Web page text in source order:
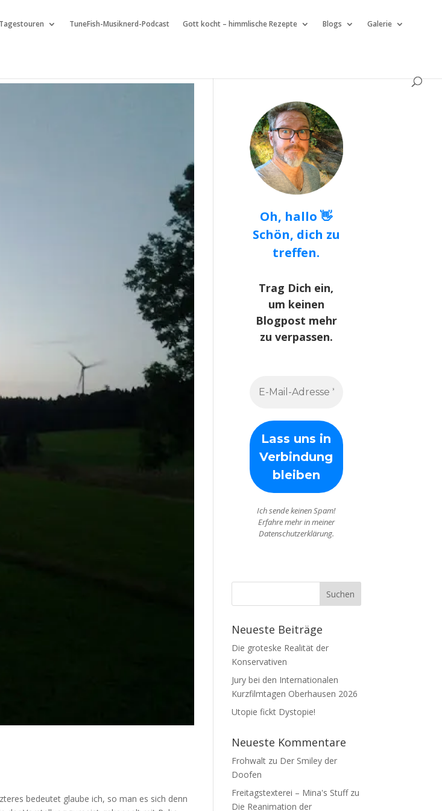
TuneFish-Musiknerd-Podcast Gott kocht – himmlische Rezepte Blogs Galerie
bedeutet glaube ich, so man es sich denn
Oh, hallo 👋
Schön, dich zu
treffen.
Trag Dich ein,
um keinen
Blogpost mehr
zu verpassen.
Ich sende keinen Spam!
Erfahre mehr in meiner
Datenschutzerklärung.
Neueste Beiträge
Die groteske Realität der
Konservativen
Jury bei den Internationalen
Kurzfilmtagen Oberhausen 2026
Utopie fickt Dystopie!
Neueste Kommentare
Frohwaltzu Der Smiley der
Doofen
Freitagstexterei – Mina's Stuffzu
Die Reanimation der